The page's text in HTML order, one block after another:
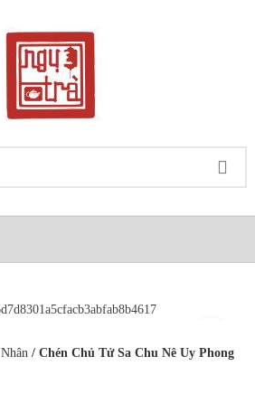
/ Chén Chủ Tử Sa Chu Nê Uy Phong